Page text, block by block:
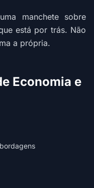
manchete sobre
está por trás. Não
a própria.
Economia e